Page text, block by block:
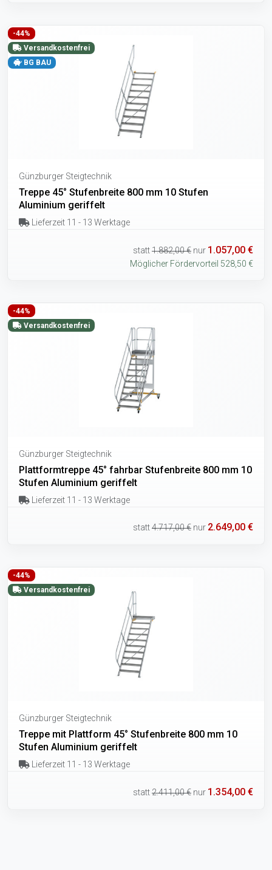
-44%
Versandkostenfrei
BG BAU
Günzburger Steigtechnik
Treppe 45° Stufenbreite 800 mm 10 Stufen
Aluminium geriffelt
Lieferzeit 11 - 13 Werktage
statt1.882,00 € nur 1.057,00 €
Möglicher Fördervorteil 528,50 €
-44%
Versandkostenfrei
Günzburger Steigtechnik
Plattformtreppe 45° fahrbar Stufenbreite 800 mm 10
Stufen Aluminium geriffelt
Lieferzeit 11 - 13 Werktage
statt4.717,00 € nur 2.649,00 €
-44%
Versandkostenfrei
Günzburger Steigtechnik
Treppe mit Plattform 45° Stufenbreite 800 mm 10
Stufen Aluminium geriffelt
Lieferzeit 11 - 13 Werktage
statt2.411,00 € nur 1.354,00 €